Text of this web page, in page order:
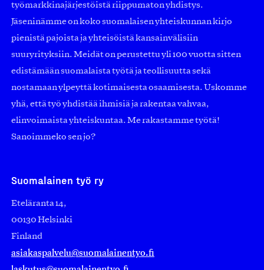
työmarkkinajärjestöistä riippumaton yhdistys.
Jäseninämme on koko suomalaisen yhteiskunnan kirjo
pienistä pajoista ja yhteisöistä kansainvälisiin
suuryrityksiin. Meidät on perustettu yli 100 vuotta sitten
edistämään suomalaista työtä ja teollisuutta sekä
nostamaan ylpeyttä kotimaisesta osaamisesta. Uskomme
yhä, että työ yhdistää ihmisiä ja rakentaa vahvaa,
elinvoimaista yhteiskuntaa. Me rakastamme työtä!
Sanoimmeko sen jo?
Suomalainen työ ry
Eteläranta 14,
00130 Helsinki
Finland
asiakaspalvelu@suomalainentyo.fi